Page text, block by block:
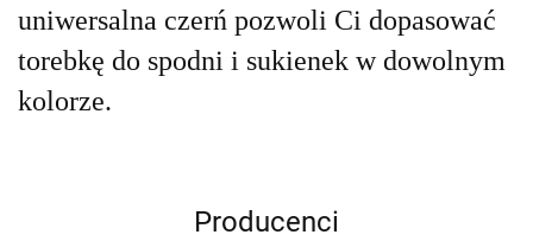
uniwersalna czerń pozwoli Ci dopasować
torebkę do spodni i sukienek w dowolnym
kolorze.
Producenci